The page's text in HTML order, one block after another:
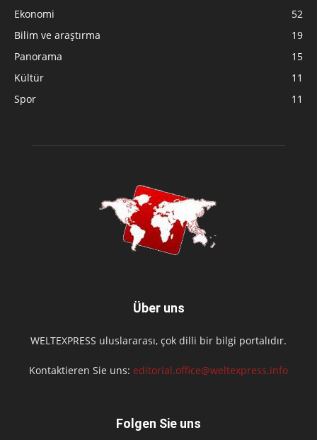
Ekonomi
52
Bilim ve araştırma
19
Panorama
15
Kültür
11
Spor
11
Über uns
WELTEXPRESS uluslararası, çok dilli bir bilgi portalıdır.
Kontaktieren Sie uns: editorial.office@weltexpress.info
Folgen Sie uns